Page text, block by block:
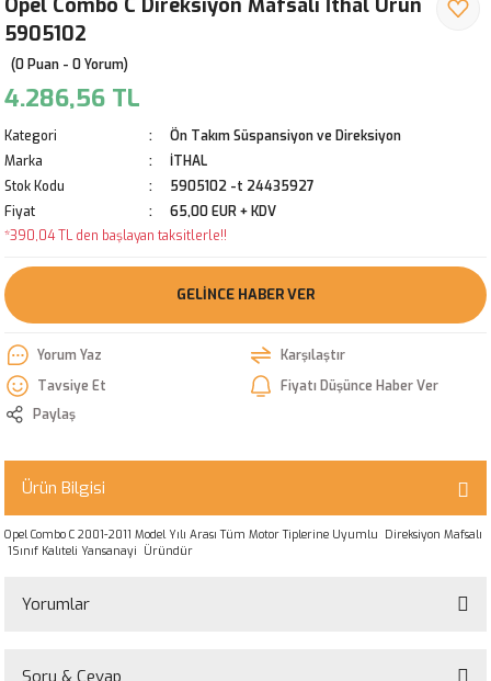
Opel Combo C Direksiyon Mafsalı İthal Ürün
5905102
(0 Puan - 0 Yorum)
4.286,56 TL
Kategori
Ön Takım Süspansiyon ve Direksiyon
Marka
İTHAL
Stok Kodu
5905102 -t 24435927
Fiyat
65,00 EUR + KDV
*390,04 TL den başlayan taksitlerle!!
GELINCE HABER VER
Yorum Yaz
Karşılaştır
Tavsiye Et
Fiyatı Düşünce Haber Ver
Paylaş
Ürün Bilgisi
Opel Combo C 2001-2011 Model Yılı Arası Tüm Motor Tiplerine Uyumlu Direksiyon Mafsalı
1Sınıf Kalıteli Yansanayi Üründür
Yorumlar
Soru & Cevap